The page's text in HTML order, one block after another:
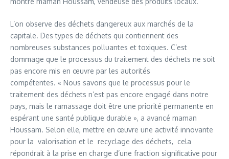
L’on observe des déchets dangereux aux marchés de la
capitale. Des types de déchets qui contiennent des
nombreuses substances polluantes et toxiques. C’est
dommage que le processus du traitement des déchets ne soit
pas encore mis en œuvre par les autorités
compétentes. « Nous savons que le processus pour le
traitement des déchets n’est pas encore engagé dans notre
pays, mais le ramassage doit être une priorité permanente en
espérant une santé publique durable », a avancé maman
Houssam. Selon elle, mettre en œuvre une activité innovante
pour la valorisation et le recyclage des déchets, cela
répondrait à la prise en charge d’une fraction significative pour